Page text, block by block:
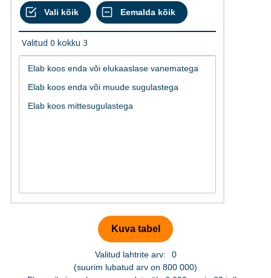
Valitud 0 kokku 3
Valitud lahtrite arv:
0
(suurim lubatud arv on 800 000)